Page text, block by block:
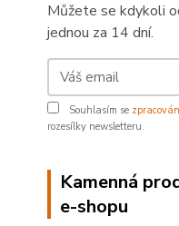
Můžete se kdykoli
jednou za 14 dní.
Souhlasím se
rozesílky newsletteru.
Kamenná
e-shopu